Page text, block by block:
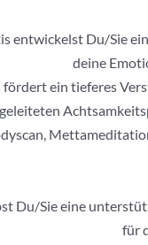
entwickelst Du/Sie
deine
fördert ein tieferes
Du/Sie eine
für